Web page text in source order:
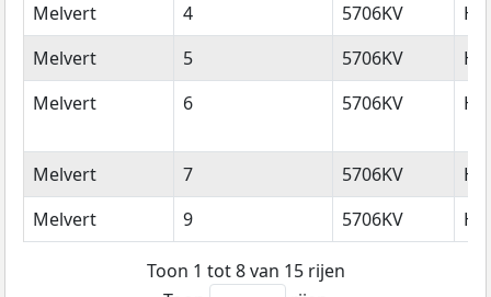
Melvert
4 5706KV
Melvert
5 5706KV
Melvert
6 5706KV
Melvert 7 5706KV
Melvert
9 5706KV
Toon 1 tot 8 van 15 rijen